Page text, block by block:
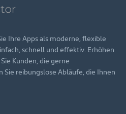
Ihre Apps als moderne, flexible
schnell und effektiv. Erhöhen
Kunden, die gerne
reibungslose Abläufe, die Ihnen